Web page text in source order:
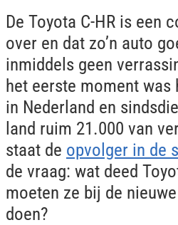
De Toyota C-HR is een
over en dat zo’n auto
inmiddels geen
het eerste moment
in Nederland en
land ruim 21.000 van
staat de opvolger in de
de vraag: wat deed
moeten ze bij de
doen?